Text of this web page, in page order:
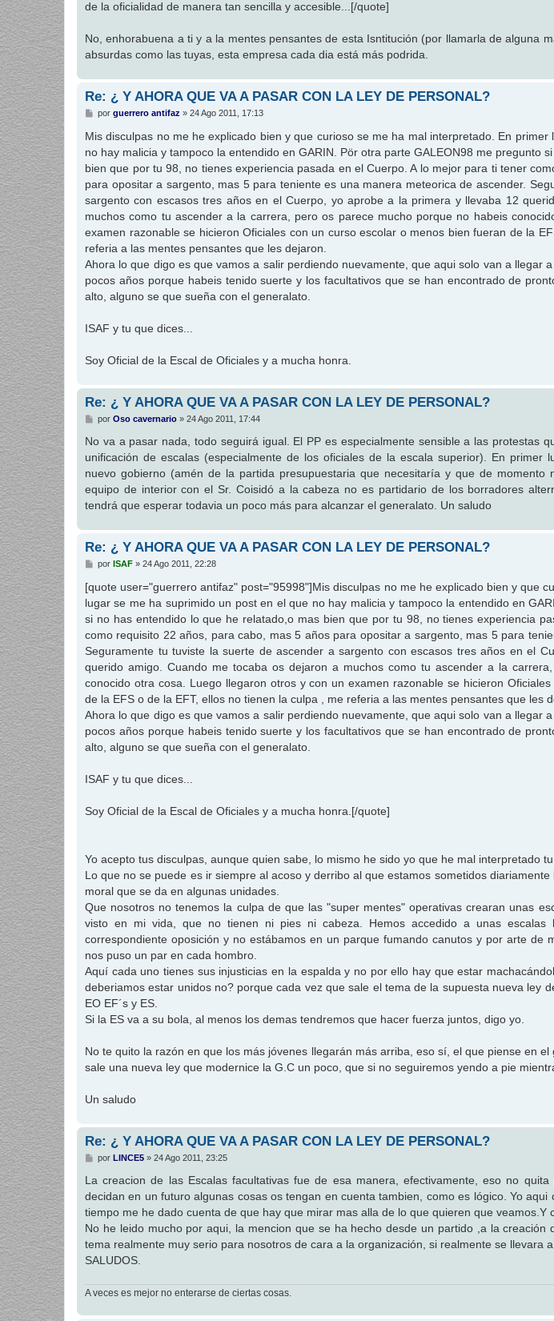
a
de la oficialidad de manera tan sencilla y accesible...[/quote]
No, enhorabuena a ti y a la mentes pensantes de esta Isntitución (por llamarla de alguna
absurdas como las tuyas, esta empresa cada dia está más podrida.
Re: ¿ Y AHORA QUE VA A PASAR CON LA LEY DE PERSONAL?
M
n
a
e
por guerrero antifaz » 24 Ago 2011, 17:13
Mis disculpas no me he explicado bien y que curioso se me ha mal interpretado. En
no hay malicia y tampoco la entendido en GARIN. Pör otra parte GALEON98 me pregunto
bien que por tu 98, no tienes experiencia pasada en el Cuerpo. A lo mejor para ti tener
para opositar a sargento, mas 5 para teniente es una manera meteorica de ascender.
sargento con escasos tres años en el Cuerpo, yo aprobe a la primera y llevaba 12
muchos como tu ascender a la carrera, pero os parece mucho porque no habeis
examen razonable se hicieron Oficiales con un curso escolar o menos bien fueran de la
referia a las mentes pensantes que les dejaron.
Ahora lo que digo es que vamos a salir perdiendo nuevamente, que aqui solo van a llegar
pocos años porque habeis tenido suerte y los facultativos que se han encontrado de
alto, alguno se que sueña con el generalato.
ISAF y tu que dices...
Soy Oficial de la Escal de Oficiales y a mucha honra.
Re: ¿ Y AHORA QUE VA A PASAR CON LA LEY DE PERSONAL?
M
n
a
j
e
por Oso cavernario» 24 Ago 2011, 17:44
No va a pasar nada, todo seguirá igual. El PP es especialmente sensible a las protestas
unificación de escalas (especialmente de los oficiales de la escala superior). En primer
nuevo gobierno (amén de la partida presupuestaria que necesitaría y que de
equipo de interior con el Sr. Coisidó a la cabeza no es partidario de los borradores
tendrá que esperar todavia un poco más para alcanzar el generalato. Un saludo
Re: ¿ Y AHORA QUE VA A PASAR CON LA LEY DE PERSONAL?
M
n
a
e
por ISAF» 24 Ago 2011, 22:28
[quote user="guerrero antifaz" post="95998"]Mis disculpas no me he explicado bien y que
lugar se me ha suprimido un post en el que no hay malicia y tampoco la entendido en
si no has entendido lo que he relatado,o mas bien que por tu 98, no tienes experiencia
como requisito 22 años, para cabo, mas 5 años para opositar a sargento, mas 5 para
Seguramente tu tuviste la suerte de ascender a sargento con escasos tres años en el
querido amigo. Cuando me tocaba os dejaron a muchos como tu ascender a la
conocido otra cosa. Luego llegaron otros y con un examen razonable se hicieron
de la EFS o de la EFT, ellos no tienen la culpa , me referia a las mentes pensantes que les
Ahora lo que digo es que vamos a salir perdiendo nuevamente, que aqui solo van a llegar
pocos años porque habeis tenido suerte y los facultativos que se han encontrado de
alto, alguno se que sueña con el generalato.
ISAF y tu que dices...
Soy Oficial de la Escal de Oficiales y a mucha honra.[/quote]
Yo acepto tus disculpas, aunque quien sabe, lo mismo he sido yo que he mal interpretado tu
Lo que no se puede es ir siempre al acoso y derribo al que estamos sometidos
moral que se da en algunas unidades.
Que nosotros no tenemos la culpa de que las "super mentes" operativas crearan unas
visto en mi vida, que no tienen ni pies ni cabeza. Hemos accedido a unas escalas
correspondiente oposición y no estábamos en un parque fumando canutos y por arte de
nos puso un par en cada hombro.
Aquí cada uno tienes sus injusticias en la espalda y no por ello hay que estar
deberiamos estar unidos no? porque cada vez que sale el tema de la supuesta nueva ley
EO EF´s y ES.
Si la ES va a su bola, al menos los demas tendremos que hacer fuerza juntos, digo yo.
No te quito la razón en que los más jóvenes llegarán más arriba, eso sí, el que piense en
sale una nueva ley que modernice la G.C un poco, que si no seguiremos yendo a pie
Un saludo
Re: ¿ Y AHORA QUE VA A PASAR CON LA LEY DE PERSONAL?
M
n
a
j
e
por LINCE5» 24 Ago 2011, 23:25
La creacion de las Escalas facultativas fue de esa manera, efectivamente, eso no
decidan en un futuro algunas cosas os tengan en cuenta tambien, como es lógico. Yo
tiempo me he dado cuenta de que hay que mirar mas alla de lo que quieren que veamos.Y
No he leido mucho por aqui, la mencion que se ha hecho desde un partido ,a la creación
tema realmente muy serio para nosotros de cara a la organización, si realmente se llevara
SALUDOS.
A veces es mejor no enterarse de ciertas cosas.